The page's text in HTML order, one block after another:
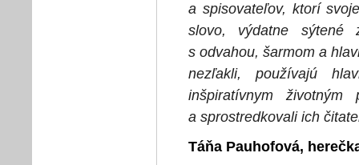
a spisovateľov, ktorí
slovo, výdatne
s odvahou, šarmom a
nezľakli, používajú
inšpiratívnym životným
a sprostredkovali ich
Táňa Pauhofová,